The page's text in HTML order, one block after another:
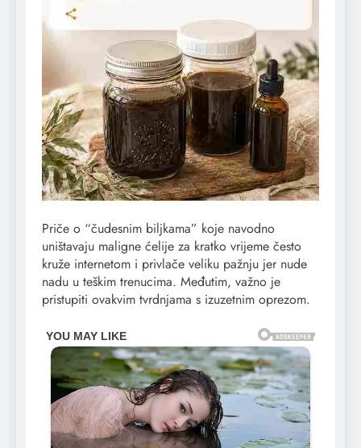
Priče o “čudesnim biljkama” koje navodno
uništavaju maligne ćelije za kratko vrijeme često
kruže internetom i privlače veliku pažnju jer nude
nadu u teškim trenucima. Međutim, važno je
pristupiti ovakvim tvrdnjama s izuzetnim oprezom.